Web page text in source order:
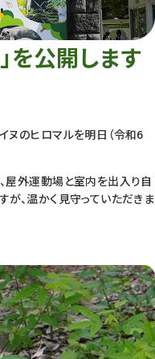
生プラン
東山動植物園
への支援
境教育
を公開します
ヌのヒロマルを明日（令和6
屋外運動場と室内を出入り自
が、温かく見守っていただきま